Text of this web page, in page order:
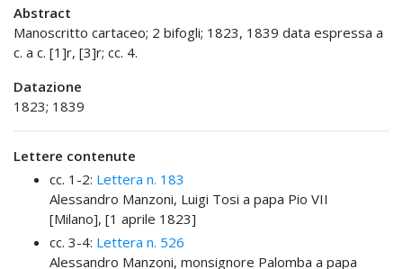
Abstract
Manoscritto cartaceo; 2 bifogli; 1823, 1839 data espressa a
c. a c. [1]r, [3]r; cc. 4.
Datazione
1823; 1839
Lettere contenute
cc. 1-2: Lettera n. 183
Alessandro Manzoni, Luigi Tosi a papa Pio VII
[Milano], [1 aprile 1823]
cc. 3-4: Lettera n. 526
Alessandro Manzoni, monsignore Palomba a papa